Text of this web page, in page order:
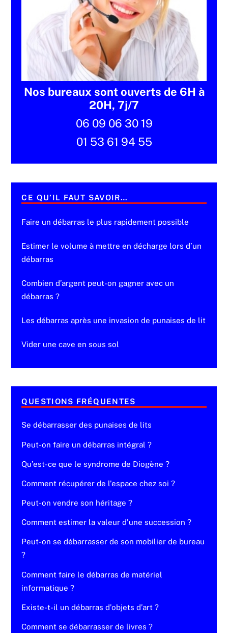
Nos bureaux sont ouverts de 6H à
20H, 7j/7
06 09 06 30 19
01 53 61 94 55
CE QU’IL FAUT SAVOIR…
Faire un débarras le plus rapidement possible
Estimer le volume à mettre en décharge lors d’un
débarras
Combien d’argent peut-on gagner avec un
débarras ?
Les débarras après une invasion de punaises de lit
Vider une cave en sous sol
QUESTIONS FRÉQUENTES
Se débarrasser des punaises de lits
Peut-on faire un débarras intégral ?
Qu’est-ce que le syndrome de Diogène ?
Comment récupérer de l’espace chez soi ?
Peut-on vendre son héritage ?
Comment estimer la valeur d’une succession ?
Peut-on se débarrasser de son mobilier de bureau
?
Comment faire le débarras de matériel
informatique ?
Existe-t-il un débarras d’objets d’art ?
Comment se débarrasser de livres ?